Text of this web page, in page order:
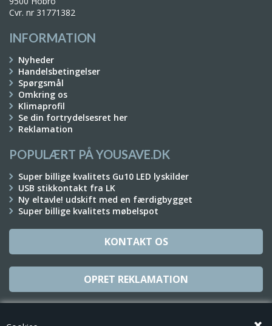
Cvr. nr 31771382
INFORMATION
Nyheder
Handelsbetingelser
Spørgsmål
Omkring os
Klimaprofil
Se din fortrydelsesret her
Reklamation
POPULÆRT PÅ YOUSAVE.DK
Super billige kvalitets Gu10 LED lyskilder
USB stikkontakt fra LK
Ny eltavle! udskift med en færdigbygget
Super billige kvalitets møbelspot
KONTAKT OS
OPRET REKLAMATION